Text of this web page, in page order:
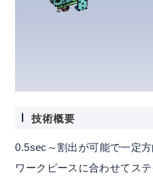
技術概要
0.5sec～割出が可能で一定
ワークピースに合わせてス